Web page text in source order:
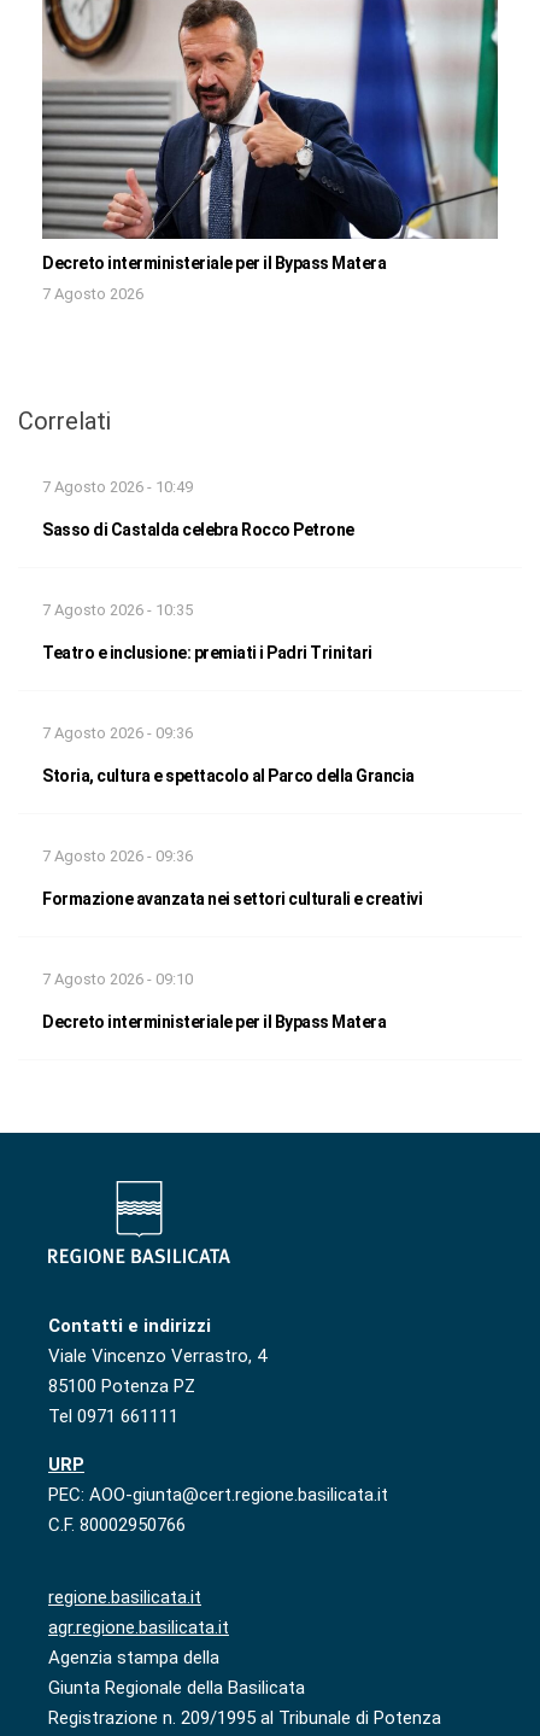
Decreto interministeriale per il Bypass Matera
7 Agosto 2026
Correlati
7 Agosto 2026 - 10:49
Sasso di Castalda celebra Rocco Petrone
7 Agosto 2026 - 10:35
Teatro e inclusione: premiati i Padri Trinitari
7 Agosto 2026 - 09:36
Storia, cultura e spettacolo al Parco della Grancia
7 Agosto 2026 - 09:36
Formazione avanzata nei settori culturali e creativi
7 Agosto 2026 - 09:10
Decreto interministeriale per il Bypass Matera
Contatti e indirizzi
Viale Vincenzo Verrastro, 4
85100 Potenza PZ
Tel 0971 661111
URP
PEC: AOO-giunta@cert.regione.basilicata.it
C.F. 80002950766
regione.basilicata.it
agr.regione.basilicata.it
Agenzia stampa della
Giunta Regionale della Basilicata
Registrazione n. 209/1995 al Tribunale di Potenza